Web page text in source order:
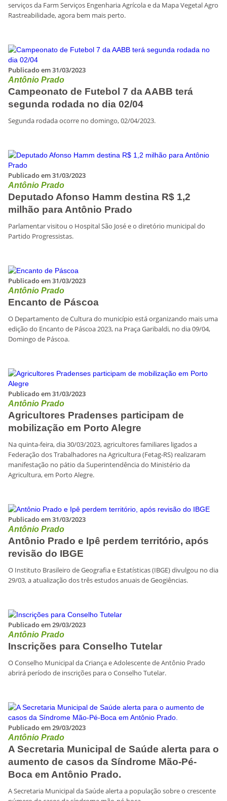
serviços da Farm Serviços Engenharia Agrícola e da Mapa Vegetal Agro
Rastreabilidade, agora bem mais perto.
Publicado em 31/03/2023
Antônio Prado
Campeonato de Futebol 7 da AABB terá
segunda rodada no dia 02/04
Segunda rodada ocorre no domingo, 02/04/2023.
Publicado em 31/03/2023
Antônio Prado
Deputado Afonso Hamm destina R$ 1,2
milhão para Antônio Prado
Parlamentar visitou o Hospital São José e o diretório municipal do
Partido Progressistas.
Publicado em 31/03/2023
Antônio Prado
Encanto de Páscoa
O Departamento de Cultura do município está organizando mais uma
edição do Encanto de Páscoa 2023, na Praça Garibaldi, no dia 09/04,
Domingo de Páscoa.
Publicado em 31/03/2023
Antônio Prado
Agricultores Pradenses participam de
mobilização em Porto Alegre
Na quinta-feira, dia 30/03/2023, agricultores familiares ligados a
Federação dos Trabalhadores na Agricultura (Fetag-RS) realizaram
manifestação no pátio da Superintendência do Ministério da
Agricultura, em Porto Alegre.
Publicado em 31/03/2023
Antônio Prado
Antônio Prado e Ipê perdem território, após
revisão do IBGE
O Instituto Brasileiro de Geografia e Estatísticas (IBGE) divulgou no dia
29/03, a atualização dos três estudos anuais de Geogiências.
Publicado em 29/03/2023
Antônio Prado
Inscrições para Conselho Tutelar
O Conselho Municipal da Criança e Adolescente de Antônio Prado
abrirá período de inscrições para o Conselho Tutelar.
Publicado em 29/03/2023
Antônio Prado
A Secretaria Municipal de Saúde alerta para o
aumento de casos da Síndrome Mão-Pé-
Boca em Antônio Prado.
A Secretaria Municipal da Saúde alerta a população sobre o crescente